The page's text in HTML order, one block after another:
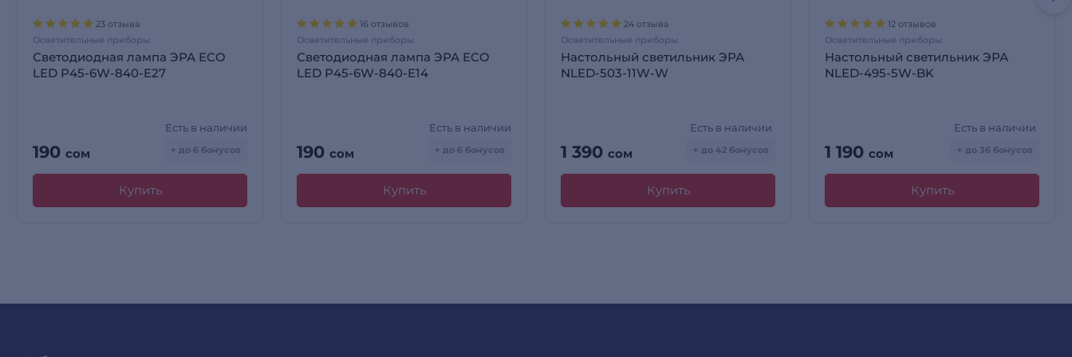
23 отзыва
Осветительные приборы
Светодиодная лампа ЭРА ECO
LED Р45-6W-840-E27
190 сом
Есть в наличии
+ до 6 бонусов
Купить
16 отзывов
Осветительные приборы
Светодиодная лампа ЭРА ECO
LED Р45-6W-840-E14
190 сом
Есть в наличии
+ до 6 бонусов
Купить
24 отзыва
Осветительные приборы
Настольный светильник ЭРА
NLED-503-11W-W
1 390 сом
Есть в наличии
+ до 42 бонусов
Купить
12 отзывов
Осветительные приборы
Настольный светильник ЭРА
NLED-495-5W-BK
1 190 сом
Есть в наличии
+ до 36 бонусов
Купить